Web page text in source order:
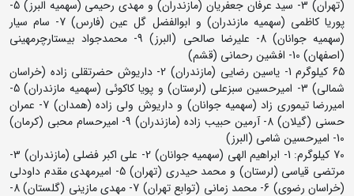
(تهران) 3- سید عرفان جعفریان (مازندران) و مهدی رحیمی (سهمیه البرز) 5-
پوریا کاظمی (سهمیه مازندران) و ابوالفضل گل عین (فارس) 7- سام سیار
(سهمیه جوانان) 8- علیرضا صالحی (البرز) 9- محمدجواد بیستارچرمهینی
(اصفهان) 10- افشین رحمانی (قشم)
65 کیلوگرم 1- یاسین رضایی (مازندران) 2- داریوش حضرتقلی زاده (خراسان
شمالی) 3- امیرحسین سبزعلی (لرستان) و پویا کاکوئی (سهمیه مازندران) 5-
امیررضا تیموری زاد (سهمیه جوانان) و داریوش ولی زاده (همدان) 7- عمران
حسنی (گیلان) 8- آرمین حبیب زاده (مازندران) 9- امیرحسام محبی (کرمان)
10- امیرحسین شامی (البرز)
70 کیلوگرم: 1- ابراهیم الهی (سهمیه جوانان) 2- علی اکبر فضلی (مازندران) 3-
مرتضی قیاسی (لرستان) و محمد حیدری (تهران) 5- امیرمهدی مقدم داودلی
(خراسان رضوی) 6- محمد زمانی (توابع تهران) 7- مهدی مازینی (گلستان) 8-